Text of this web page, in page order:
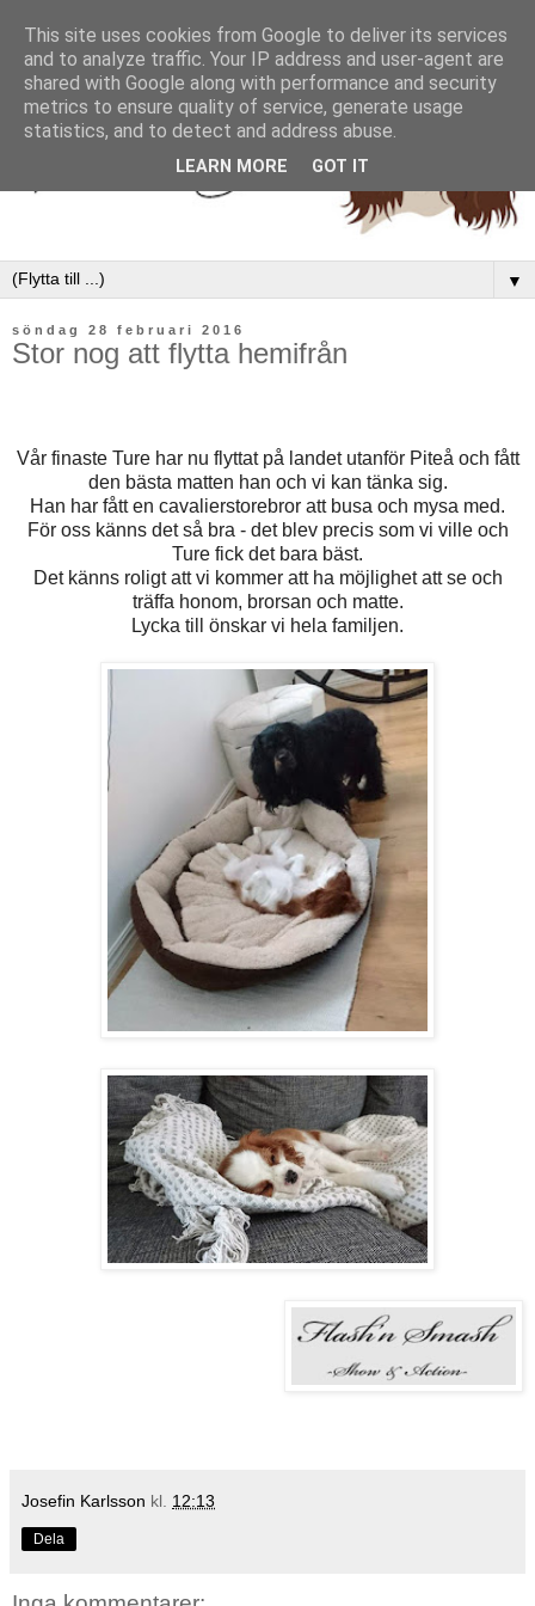
▼
söndag 28 februari 2016
Stor nog att flytta hemifrån
Vår finaste Ture har nu flyttat på landet utanför Piteå och fått
den bästa matten han och vi kan tänka sig.
Han har fått en cavalierstorebror att busa och mysa med.
För oss känns det så bra - det blev precis som vi ville och
Ture fick det bara bäst.
Det känns roligt att vi kommer att ha möjlighet att se och
träffa honom, brorsan och matte.
Lycka till önskar vi hela familjen.
Josefin Karlsson kl. 12:13
Dela
This site uses cookies from Google to deliver its services
and to analyze traffic. Your IP address and user-agent are
shared with Google along with performance and security
metrics to ensure quality of service, generate usage
statistics, and to detect and address abuse.
LEARN MORE GOT IT